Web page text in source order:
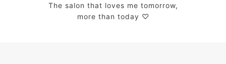
The salon that loves me tomorrow,
more than today ♡